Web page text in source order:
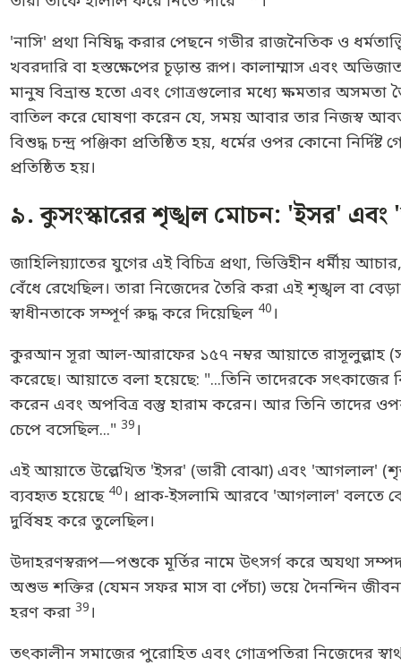
'নাসি' প্রথা নিষিদ্ধ করার পেছনে গভীর রাজনৈতিক ও
খবরদারি বা হস্তক্ষেপের চূড়ান্ত রূপ। কালাম্মাস এবং
মানুষ বিভ্রান্ত হতো এবং গোত্রগুলোর মধ্যে ক্ষমতার অসমতা
বাতিল করে ঘোষণা করেন যে, সময় আবার তার নিজস্ব
বিশুদ্ধ চন্দ্র পঞ্জিকা প্রতিষ্ঠিত হয়, ধর্মের ওপর কোনো
প্রতিষ্ঠিত হয়।
৯. কুসংস্কারের শৃঙ্খল মোচন: 'ইসর' এবং
জাহিলিয়্যাতের যুগের এই বিচিত্র প্রথা, ভিত্তিহীন
বেঁধে রেখেছিল। তারা নিজেদের তৈরি করা এই শৃঙ্খল বা
স্বাধীনতাকে সম্পূর্ণ রুদ্ধ করে দিয়েছিল 40 ।
কুরআন সূরা আল-আরাফের ১৫৭ নম্বর আয়াতে রাসূলুল্লাহ
করেছে। আয়াতে বলা হয়েছে: "...তিনি তাদেরকে সৎকাজের
করেন এবং অপবিত্র বস্তু হারাম করেন। আর তিনি তাদের
চেপে বসেছিল..." 39 ।
এই আয়াতে উল্লেখিত 'ইসর' (ভারী বোঝা) এবং 'আগলাল'
ব্যবহৃত হয়েছে 40 । প্রাক-ইসলামি আরবে 'আগলাল' বলতে
দুর্বিষহ করে তুলেছিল।
উদাহরণস্বরূপ—পশুকে মূর্তির নামে উৎসর্গ করে অযথা সম্পদ
অশুভ শক্তির (যেমন সফর মাস বা পেঁচা) ভয়ে দৈনন্দিন
হরণ করা 39 ।
তৎকালীন সমাজের পুরোহিত এবং গোত্রপতিরা নিজেদের